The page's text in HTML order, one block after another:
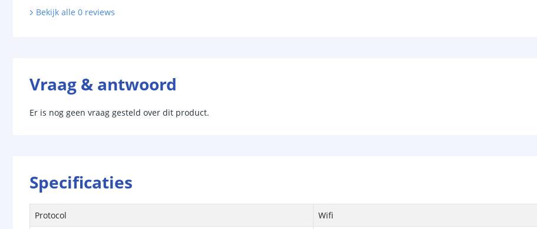
Bekijk alle 0 reviews
Vraag & antwoord
Er is nog geen vraag gesteld over dit product.
Specificaties
Protocol
Wifi